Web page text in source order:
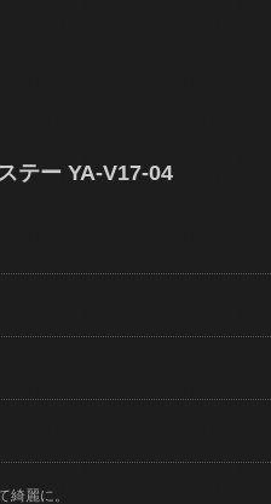
テー YA-V17-04
綺麗に。